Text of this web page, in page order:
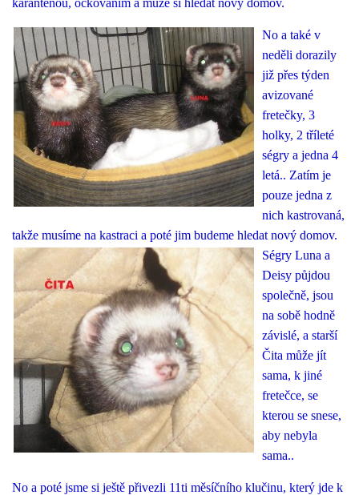
karanténou, očkováním a může si hledat nový domov.
No a také v
neděli dorazily
již přes týden
avizované
fretečky, 3
holky, 2 tříleté
ségry a jedna 4
letá.. Zatím je
pouze jedna z
nich kastrovaná,
takže musíme na kastraci a poté jim budeme hledat nový domov.
Ségry Luna a
Deisy půjdou
společně, jsou
na sobě hodně
závislé, a starší
Čita může jít
sama, k jiné
fretečce, se
kterou se snese,
aby nebyla
sama..
No a poté jsme si ještě přivezli 11ti měsíčního klučinu, který jde k